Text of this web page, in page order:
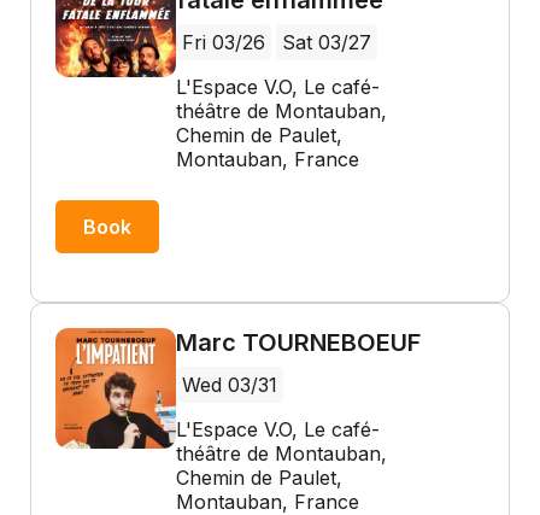
Fri 03/26
Sat 03/27
L'Espace V.O, Le café-
théâtre de Montauban,
Chemin de Paulet,
Montauban, France
Book
Marc TOURNEBOEUF
Wed 03/31
L'Espace V.O, Le café-
théâtre de Montauban,
Chemin de Paulet,
Montauban, France